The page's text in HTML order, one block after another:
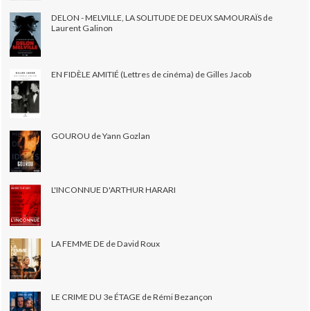
DELON - MELVILLE, LA SOLITUDE DE DEUX SAMOURAÏS de
Laurent Galinon
EN FIDÈLE AMITIÉ (Lettres de cinéma) de Gilles Jacob
GOUROU de Yann Gozlan
L'INCONNUE D'ARTHUR HARARI
LA FEMME DE de David Roux
LE CRIME DU 3e ÉTAGE de Rémi Bezançon